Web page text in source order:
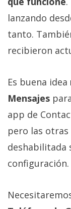
lanzando
tanto.
recibieron
Es buena idea
Mensajes
app de
pero las
deshabilitada
configuración.